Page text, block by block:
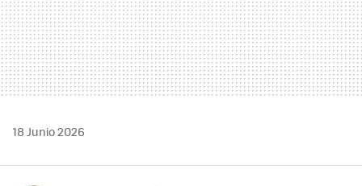
18 Junio 2026